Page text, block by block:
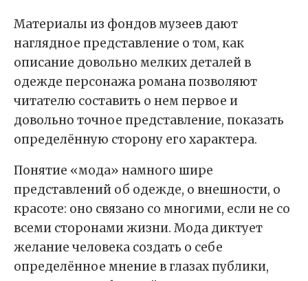
Материалы из фондов музеев дают
наглядное представление о том, как
описание довольно мелких деталей в
одежде персонажа романа позволяют
читателю составить о нем первое и
довольно точное представление, показать
определённую сторону его характера.
Понятие «мода» намного шире
представлений об одежде, о внешности, о
красоте: оно связано со многими, если не со
всеми сторонами жизни. Мода диктует
желание человека создать о себе
определённое мнение в глазах публики,